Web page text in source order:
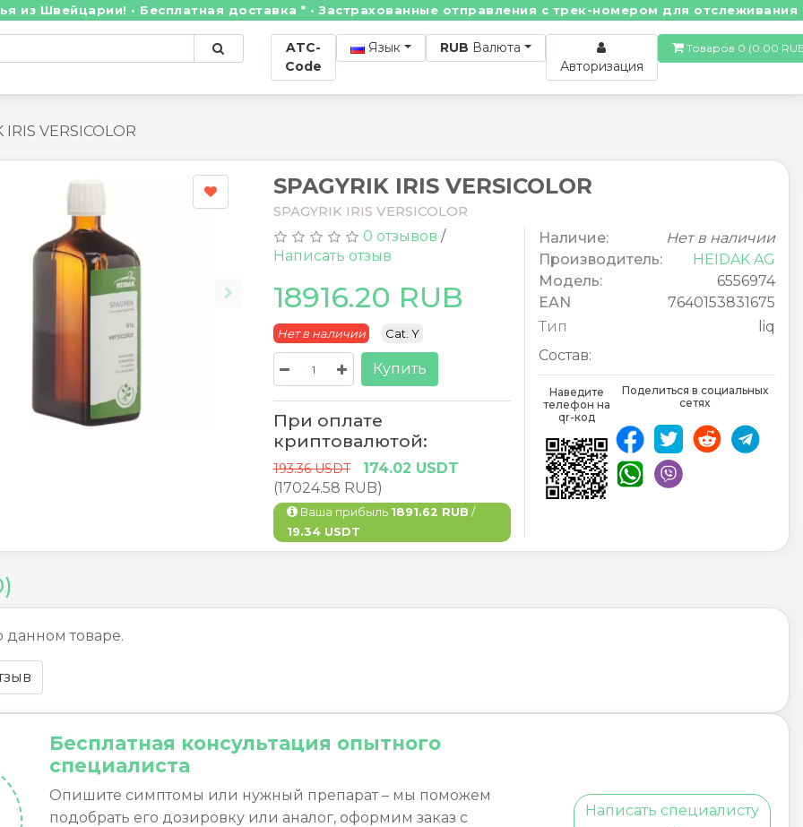
• Бесплатная доставка * • Застрахованные отправления с трек-номером для отслеживания!
ATC-
Code
Язык RUB Валюта
Авторизация
Товаров 0
IRIS VERSICOLOR
SPAGYRIK IRIS VERSICOLOR
SPAGYRIK IRIS VERSICOLOR
0 отзывов /
Написать отзыв
18916.20 RUB
Нет в наличии Cat. Y
Купить
При оплате
криптовалютой:
193.36 USDT
174.02 USDT
(17024.58 RUB)
Ваша прибыль 1891.62 RUB /
19.34 USDT
Наличие:
Нет в наличии
Производитель:
HEIDAK AG
Модель:
6556974
EAN
7640153831675
Тип
liq
Состав:
Наведите
телефон на
qr-код
Поделиться в социальных
сетях
данном товаре.
Бесплатная консультация опытного
специалиста
Опишите симптомы или нужный препарат – мы поможем
подобрать его дозировку или аналог, оформим заказ с
Написать специалисту